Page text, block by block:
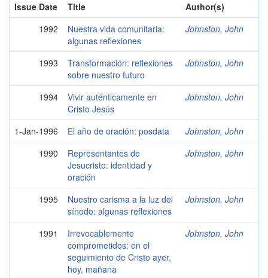
Issue Date
Title
Author(s)
1992
Nuestra vida comunitaria:
algunas reflexiones
Johnston, John
1993
Transformación: reflexiones
sobre nuestro futuro
Johnston, John
1994
Vivir auténticamente en
Cristo Jesús
Johnston, John
1-Jan-1996 El año de oración: posdata
Johnston, John
1990
Representantes de
Jesucristo: identidad y
oración
Johnston, John
1995
Nuestro carisma a la luz del
sínodo: algunas reflexiones
Johnston, John
1991
Irrevocablemente
comprometidos: en el
seguimiento de Cristo ayer,
hoy, mañana
Johnston, John